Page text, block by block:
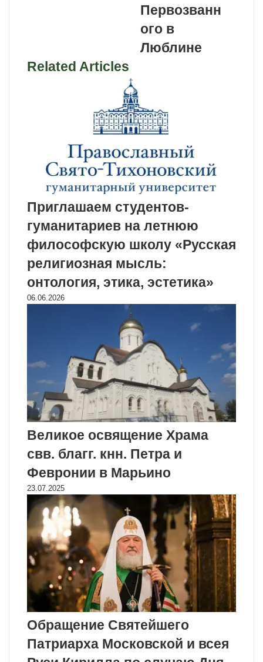
Первозванн
ого в
Люблине
Related Articles
Приглашаем студентов-
гуманитариев на летнюю
философскую школу «Русская
религиозная мысль:
онтология, этика, эстетика»
06.06.2026
Великое освящение Храма
свв. благг. кнн. Петра и
Февронии в Марьино
23.07.2025
Обращение Святейшего
Патриарха Московской и всея